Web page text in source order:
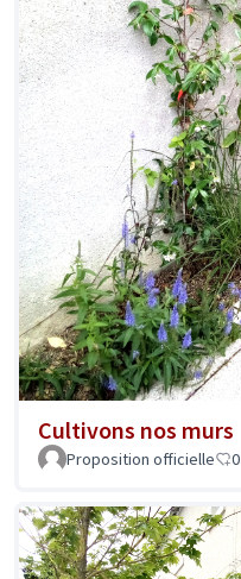
Cultivons nos murs
Proposition officielle 0